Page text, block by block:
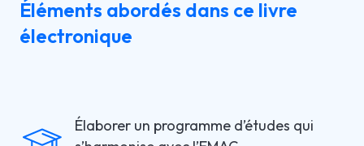
Éléments abordés dans ce livre
électronique
Élaborer un programme d’études qui